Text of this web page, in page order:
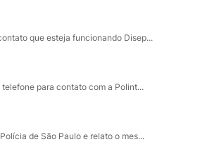
que esteja funcionando Disep...
telefone para contato com a Polint...
de São Paulo e relato o mes...